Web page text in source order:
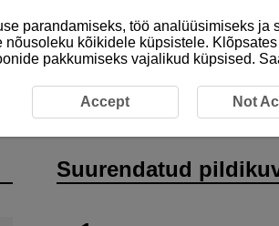
pildikuva
Suurendatud
parandamiseks, töö analüüsimiseks
nõusoleku kõikidele küpsistele. Klõpsates
pakkumiseks vajalikud küpsised.
Accept Not